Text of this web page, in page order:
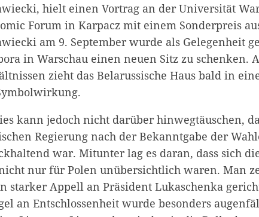
hielt einen Vortrag an der Universität
Forum in Karpacz mit einem Sonderpreis
am 9. September wurde als Gelegenheit
in Warschau einen neuen Sitz zu schenken.
zieht das Belarussische Haus bald in
kann jedoch nicht darüber hinwegtäuschen,
Regierung nach der Bekanntgabe der
war. Mitunter lag es daran, dass sich
nur für Polen unübersichtlich waren. Man
starker Appell an Präsident Lukaschenka
an Entschlossenheit wurde besonders